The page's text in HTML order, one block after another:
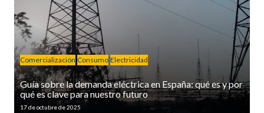
Comercialización Consumo Electricidad
Guía sobre la demanda eléctrica en España: qué es y por
qué es clave para nuestro futuro
17 de octubre de 2025